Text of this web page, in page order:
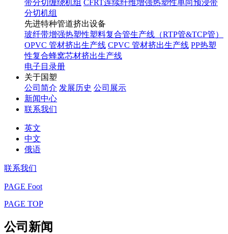
带分切缠绕机组 CFRT连续纤维增强热塑性单向预浸带
分切机组
先进特种管道挤出设备
玻纤带增强热塑性塑料复合管生产线（RTP管&TCP管）
OPVC 管材挤出生产线 CPVC 管材挤出生产线 PP热塑
性复合蜂窝芯材挤出生产线
电子目录册
关于国塑
公司简介 发展历史 公司展示
新闻中心
联系我们
英文
中文
俄语
联系我们
PAGE Foot
PAGE TOP
公司新闻